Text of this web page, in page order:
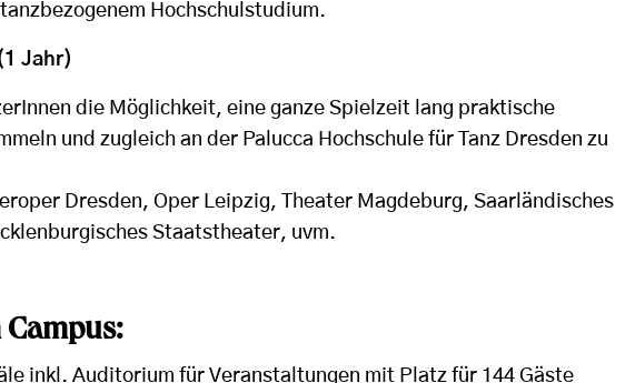
Hochschulstudium.
Jahr)
die Möglichkeit, eine ganze Spielzeit lang praktische
und zugleich an der Palucca Hochschule für Tanz Dresden zu
Dresden, Oper Leipzig, Theater Magdeburg, Saarländisches
Staatstheater, uvm.
inkl. Auditorium für Veranstaltungen mit Platz für 144 Gäste